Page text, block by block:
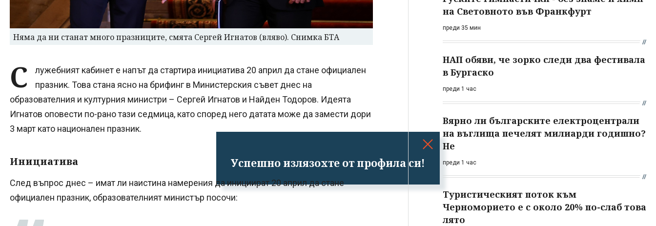
Успешно излязохте от профила си!
Няма да ни станат много празниците, смята Сергей Игнатов (вляво). Снимка БТА
С
лужебният кабинет е напът да стартира инициатива 20 април да стане официален
празник. Това стана ясно на брифинг в Министерския съвет днес на
образователния и културния министри – Сергей Игнатов и Найден Тодоров. Идеята
Игнатов оповести по-рано тази седмица, като според него датата може да замести дори
3 март като национален празник.
Инициатива
След въпрос днес – имат ли наистина намерения да инициират 20 април да стане
официален празник, образователният министър посочи:
на Световното във Франкфурт
преди 35 мин
НАП обяви, че зорко следи два фестивала
в Бургаско
преди 1 час
Вярно ли българските електроцентрали
на въглища печелят милиарди годишно?
Не
преди 1 час
Туристическият поток към
Черноморието е с около 20% по-слаб това
лято